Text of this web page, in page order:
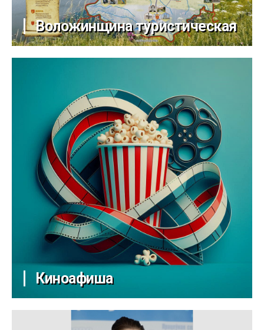
Воложинщина туристическая
Киноафиша